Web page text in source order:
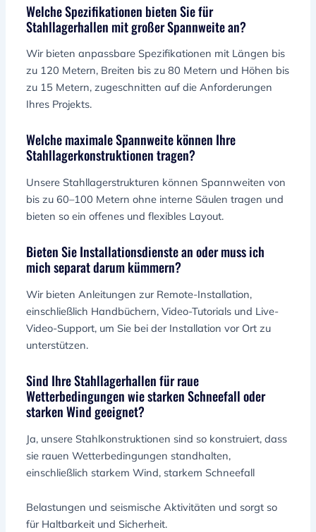
Welche Spezifikationen bieten Sie für
Stahllagerhallen mit großer Spannweite an?
Wir bieten anpassbare Spezifikationen mit Längen bis
zu 120 Metern, Breiten bis zu 80 Metern und Höhen bis
zu 15 Metern, zugeschnitten auf die Anforderungen
Ihres Projekts.
Welche maximale Spannweite können Ihre
Stahllagerkonstruktionen tragen?
Unsere Stahllagerstrukturen können Spannweiten von
bis zu 60–100 Metern ohne interne Säulen tragen und
bieten so ein offenes und flexibles Layout.
Bieten Sie Installationsdienste an oder muss ich
mich separat darum kümmern?
Wir bieten Anleitungen zur Remote-Installation,
einschließlich Handbüchern, Video-Tutorials und Live-
Video-Support, um Sie bei der Installation vor Ort zu
unterstützen.
Sind Ihre Stahllagerhallen für raue
Wetterbedingungen wie starken Schneefall oder
starken Wind geeignet?
Ja, unsere Stahlkonstruktionen sind so konstruiert, dass
sie rauen Wetterbedingungen standhalten,
einschließlich starkem Wind, starkem Schneefall
Belastungen und seismische Aktivitäten und sorgt so
für Haltbarkeit und Sicherheit.